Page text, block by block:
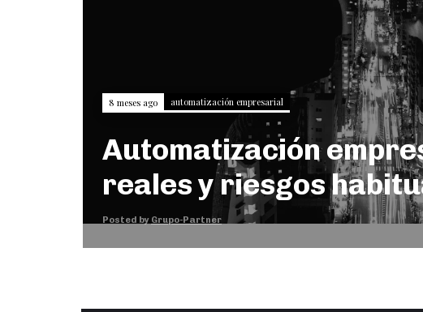
8 meses ago automatización empresarial
Automatización
reales y riesgos
Posted by Grupo-Partner